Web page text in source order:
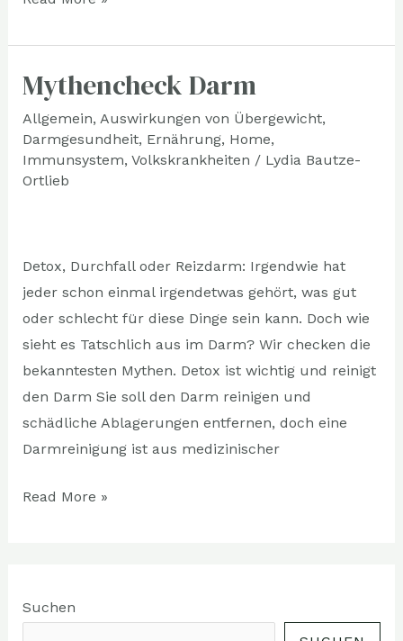
Mythencheck Darm
Allgemein, Auswirkungen von Übergewicht,
Darmgesundheit, Ernährung, Home,
Immunsystem, Volkskrankheiten / Lydia Bautze-
Ortlieb
Detox, Durchfall oder Reizdarm: Irgendwie hat
jeder schon einmal irgendetwas gehört, was gut
oder schlecht für diese Dinge sein kann. Doch wie
sieht es Tatschlich aus im Darm? Wir checken die
bekanntesten Mythen. Detox ist wichtig und reinigt
den Darm Sie soll den Darm reinigen und
schädliche Ablagerungen entfernen, doch eine
Darmreinigung ist aus medizinischer
Mythencheck
Darm
Read More »
Suchen